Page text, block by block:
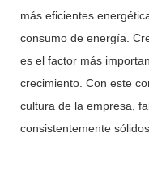
más eficientes
consumo de energía.
es el factor más
crecimiento. Con este
cultura de la empresa,
consistentemente sólidos.